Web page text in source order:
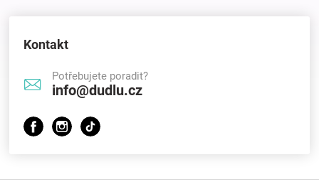
Kontakt
Potřebujete poradit?
info@dudlu.cz